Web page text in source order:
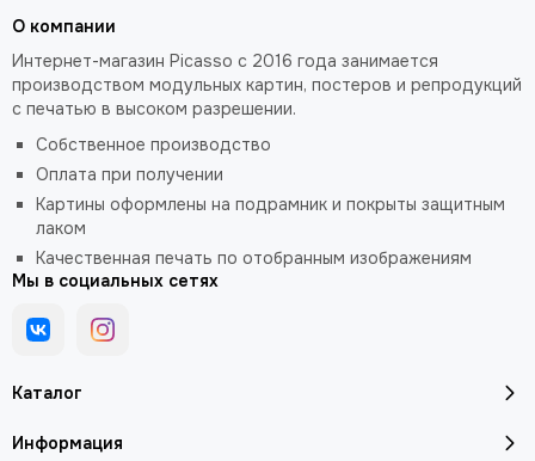
Каталог
Информация
О компании
Интернет-магазин Picasso с 2016 года занимается
производством модульных картин, постеров и репродукций
с печатью в высоком разрешении.
Собственное производство
Оплата при получении
Картины оформлены на подрамник и покрыты защитным
лаком
Качественная печать по отобранным изображениям
Мы в социальных сетях